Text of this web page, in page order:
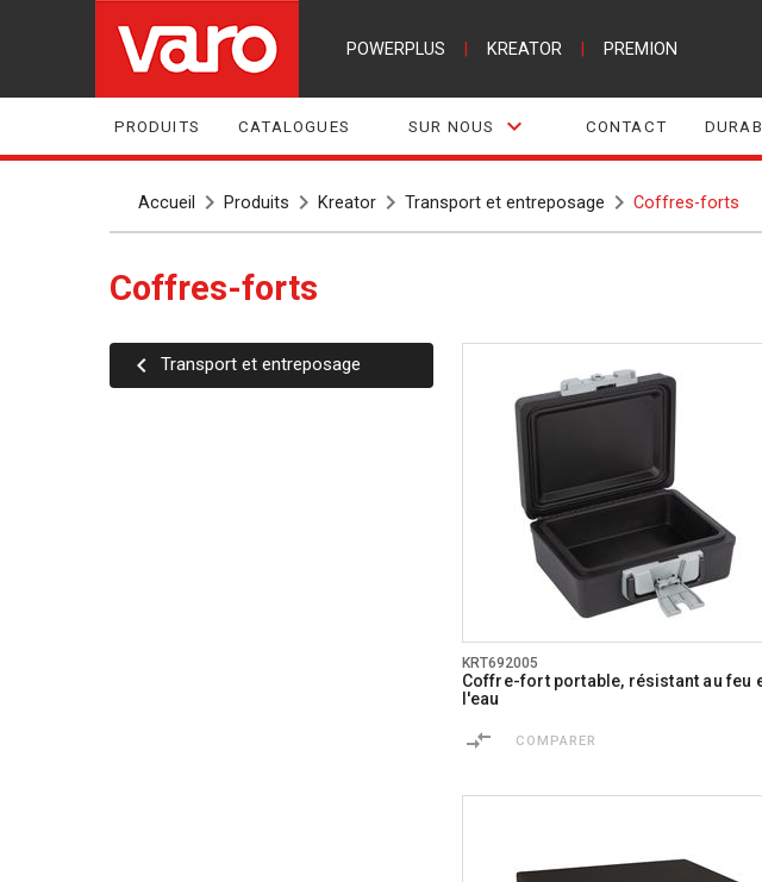
POWERPLUS KREATOR PREMION
PRODUITS CATALOGUES SUR NOUS CONTACT
Accueil Produits Kreator Transport et entreposage Coffres-forts
Coffres-forts
Transport et entreposage
KRT692005
Coffre-fort portable, résistant au feu
l'eau
COMPARER